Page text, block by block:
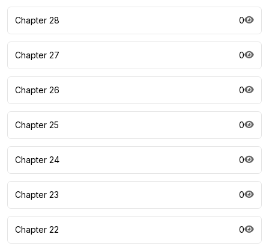
Chapter 28 0
Chapter 27 0
Chapter 26 0
Chapter 25 0
Chapter 24 0
Chapter 23 0
Chapter 22 0